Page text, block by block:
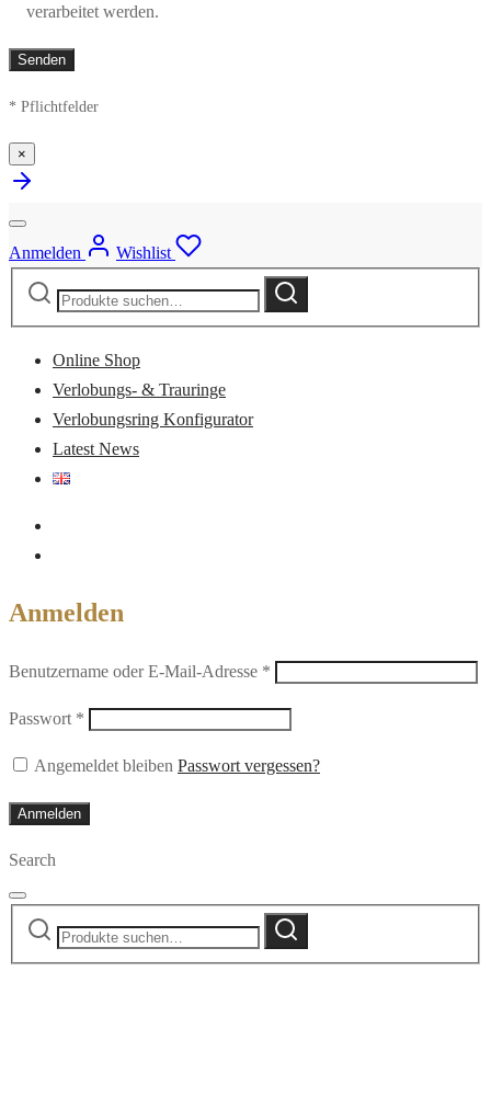
verarbeitet werden.
* Pflichtfelder
×
Anmelden
Wishlist
Suche
Suche
Online Shop
Verlobungs- & Trauringe
Verlobungsring Konfigurator
Latest News
Anmelden
Benutzername oder E-Mail-Adresse *
Passwort *
Angemeldet bleiben Passwort vergessen?
Anmelden
Search
Suche
Suche